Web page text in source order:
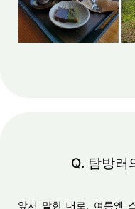
Q. 탐방러
앞서 말한 대로, 여름엔